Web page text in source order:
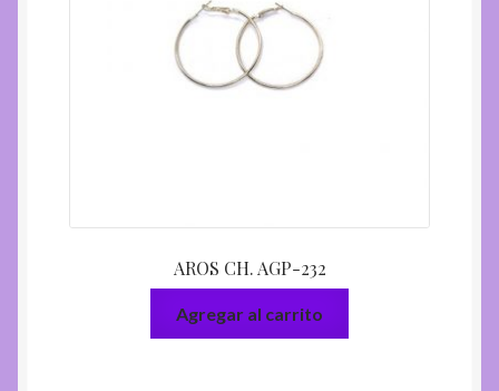
AROS CH. AGP-232
Agregar al carrito